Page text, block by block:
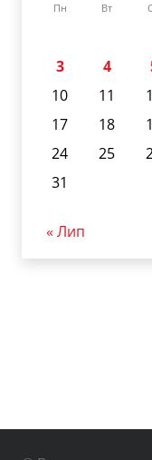
Пн Вт
3
4
10
11
17
18
24
25
31
« Лип